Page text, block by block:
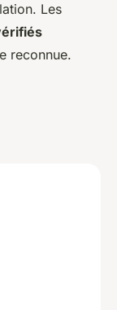
Les
reconnue.